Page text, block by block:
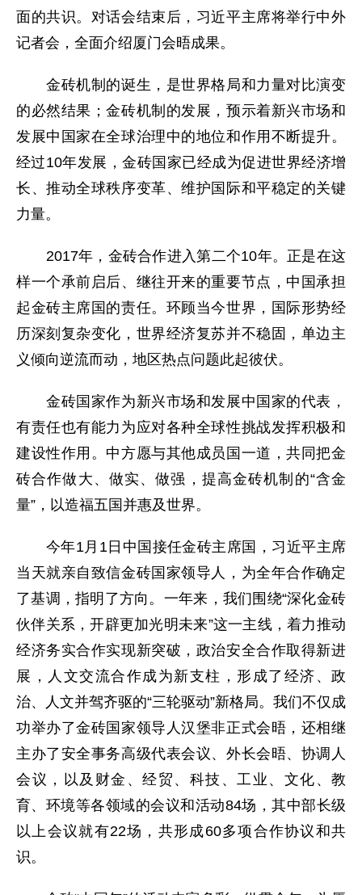
面的共识。对话会结束后，习近平主席将举行中外
记者会，全面介绍厦门会晤成果。
金砖机制的诞生，是世界格局和力量对比演变
的必然结果；金砖机制的发展，预示着新兴市场和
发展中国家在全球治理中的地位和作用不断提升。
经过10年发展，金砖国家已经成为促进世界经济增
长、推动全球秩序变革、维护国际和平稳定的关键
力量。
2017年，金砖合作进入第二个10年。正是在这
样一个承前启后、继往开来的重要节点，中国承担
起金砖主席国的责任。环顾当今世界，国际形势经
历深刻复杂变化，世界经济复苏并不稳固，单边主
义倾向逆流而动，地区热点问题此起彼伏。
金砖国家作为新兴市场和发展中国家的代表，
有责任也有能力为应对各种全球性挑战发挥积极和
建设性作用。中方愿与其他成员国一道，共同把金
砖合作做大、做实、做强，提高金砖机制的“含金
量”，以造福五国并惠及世界。
今年1月1日中国接任金砖主席国，习近平主席
当天就亲自致信金砖国家领导人，为全年合作确定
了基调，指明了方向。一年来，我们围绕“深化金砖
伙伴关系，开辟更加光明未来”这一主线，着力推动
经济务实合作实现新突破，政治安全合作取得新进
展，人文交流合作成为新支柱，形成了经济、政
治、人文并驾齐驱的“三轮驱动”新格局。我们不仅成
功举办了金砖国家领导人汉堡非正式会晤，还相继
主办了安全事务高级代表会议、外长会晤、协调人
会议，以及财金、经贸、科技、工业、文化、教
育、环境等各领域的会议和活动84场，其中部长级
以上会议就有22场，共形成60多项合作协议和共
识。